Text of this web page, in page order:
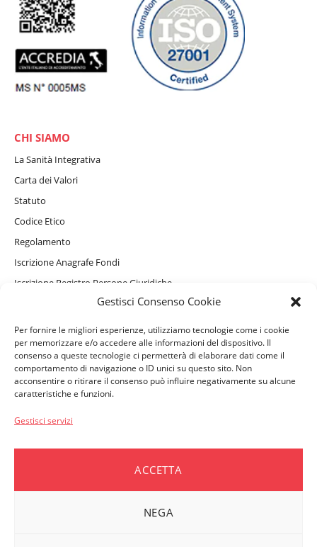
Gestisci Consenso Cookie
Per fornire le migliori esperienze, utilizziamo tecnologie come i cookie
per memorizzare e/o accedere alle informazioni del dispositivo. Il
consenso a queste tecnologie ci permetterà di elaborare dati come il
comportamento di navigazione o ID unici su questo sito. Non
acconsentire o ritirare il consenso può influire negativamente su alcune
caratteristiche e funzioni.
Gestisci servizi
ACCETTA
NEGA
CHI SIAMO
La Sanità Integrativa
Carta dei Valori
Statuto
Codice Etico
Regolamento
Iscrizione Anagrafe Fondi
Iscrizione Registro Persone Giuridiche
Informativa Privacy Sito Internet, Cookie e assistente virtuale
Informativa Privacy Beneficiari
PERSONE ASSISTITE
Convenzionamenti e Servizi Complementari